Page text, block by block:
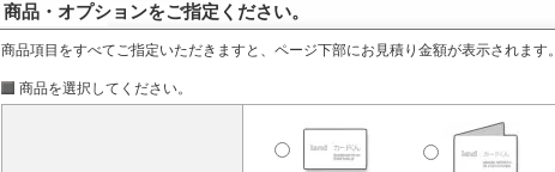
商品・オプションをご指定ください。
商品項目をすべてご指定いただきますと、ページ下部にお見積り金額が表示されます。
商品を選択してください。